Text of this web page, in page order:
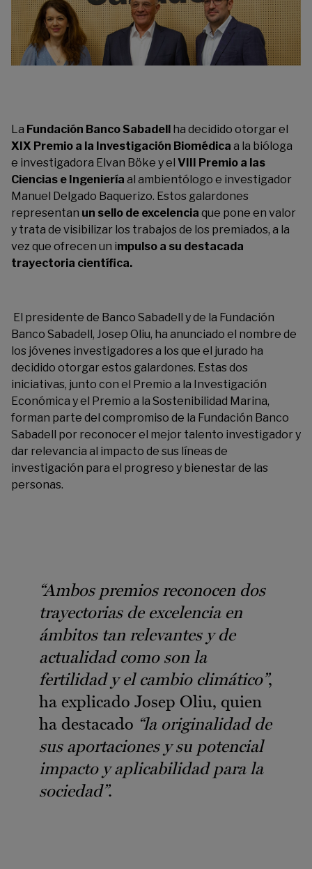
La Fundación Banco Sabadell ha decidido otorgar el
XIX Premio a la Investigación Biomédica a la bióloga
e investigadora Elvan Böke y el VIII Premio a las
Ciencias e Ingeniería al ambientólogo e investigador
Manuel Delgado Baquerizo. Estos galardones
representan un sello de excelencia que pone en valor
y trata de visibilizar los trabajos de los premiados, a la
vez que ofrecen un impulso a su destacada
trayectoria científica.
El presidente de Banco Sabadell y de la Fundación
Banco Sabadell, Josep Oliu, ha anunciado el nombre de
los jóvenes investigadores a los que el jurado ha
decidido otorgarestos galardones. Estas dos
iniciativas, junto con el Premio a la Investigación
Económica y el Premio a la Sostenibilidad Marina,
forman parte del compromiso de la Fundación Banco
Sabadell por reconocer el mejor talento investigadory
dar relevancia al impacto de sus líneas de
investigación para el progreso y bienestar de las
personas.
“Ambos premios reconocen dos
trayectorias de excelencia en
ámbitos tan relevantes y de
actualidad como son la
fertilidad y el cambio climático”,
ha explicado Josep Oliu, quien
ha destacado “la originalidad de
sus aportaciones y su potencial
impacto y aplicabilidad para la
sociedad”.